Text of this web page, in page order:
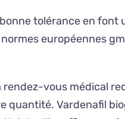
tolérance en
européennes
vous médical
Vardenafil